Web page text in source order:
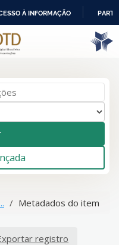
À INFORMAÇÃO
Metadados do item
registro